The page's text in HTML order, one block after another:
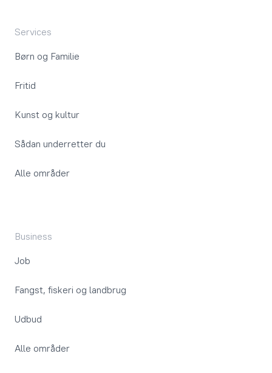
Services
Børn og Familie
Fritid
Kunst og kultur
Sådan underretter du
Alle områder
Business
Job
Fangst, fiskeri og landbrug
Udbud
Alle områder